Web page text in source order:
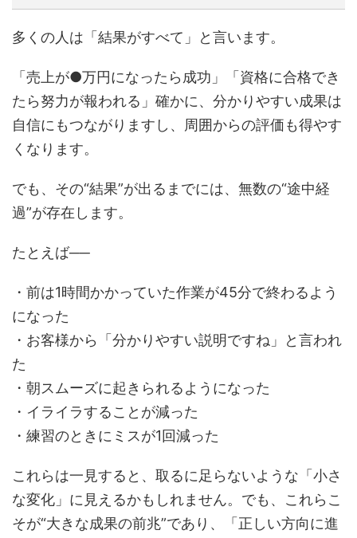
多くの人は「結果がすべて」と言います。
「売上が●万円になったら成功」「資格に合格でき
たら努力が報われる」確かに、分かりやすい成果は
自信にもつながりますし、周囲からの評価も得やす
くなります。
でも、その“結果”が出るまでには、無数の“途中経
過”が存在します。
たとえば──
・前は1時間かかっていた作業が45分で終わるよう
になった
・お客様から「分かりやすい説明ですね」と言われ
た
・朝スムーズに起きられるようになった
・イライラすることが減った
・練習のときにミスが1回減った
これらは一見すると、取るに足らないような「小さ
な変化」に見えるかもしれません。でも、これらこ
そが“大きな成果の前兆”であり、「正しい方向に進